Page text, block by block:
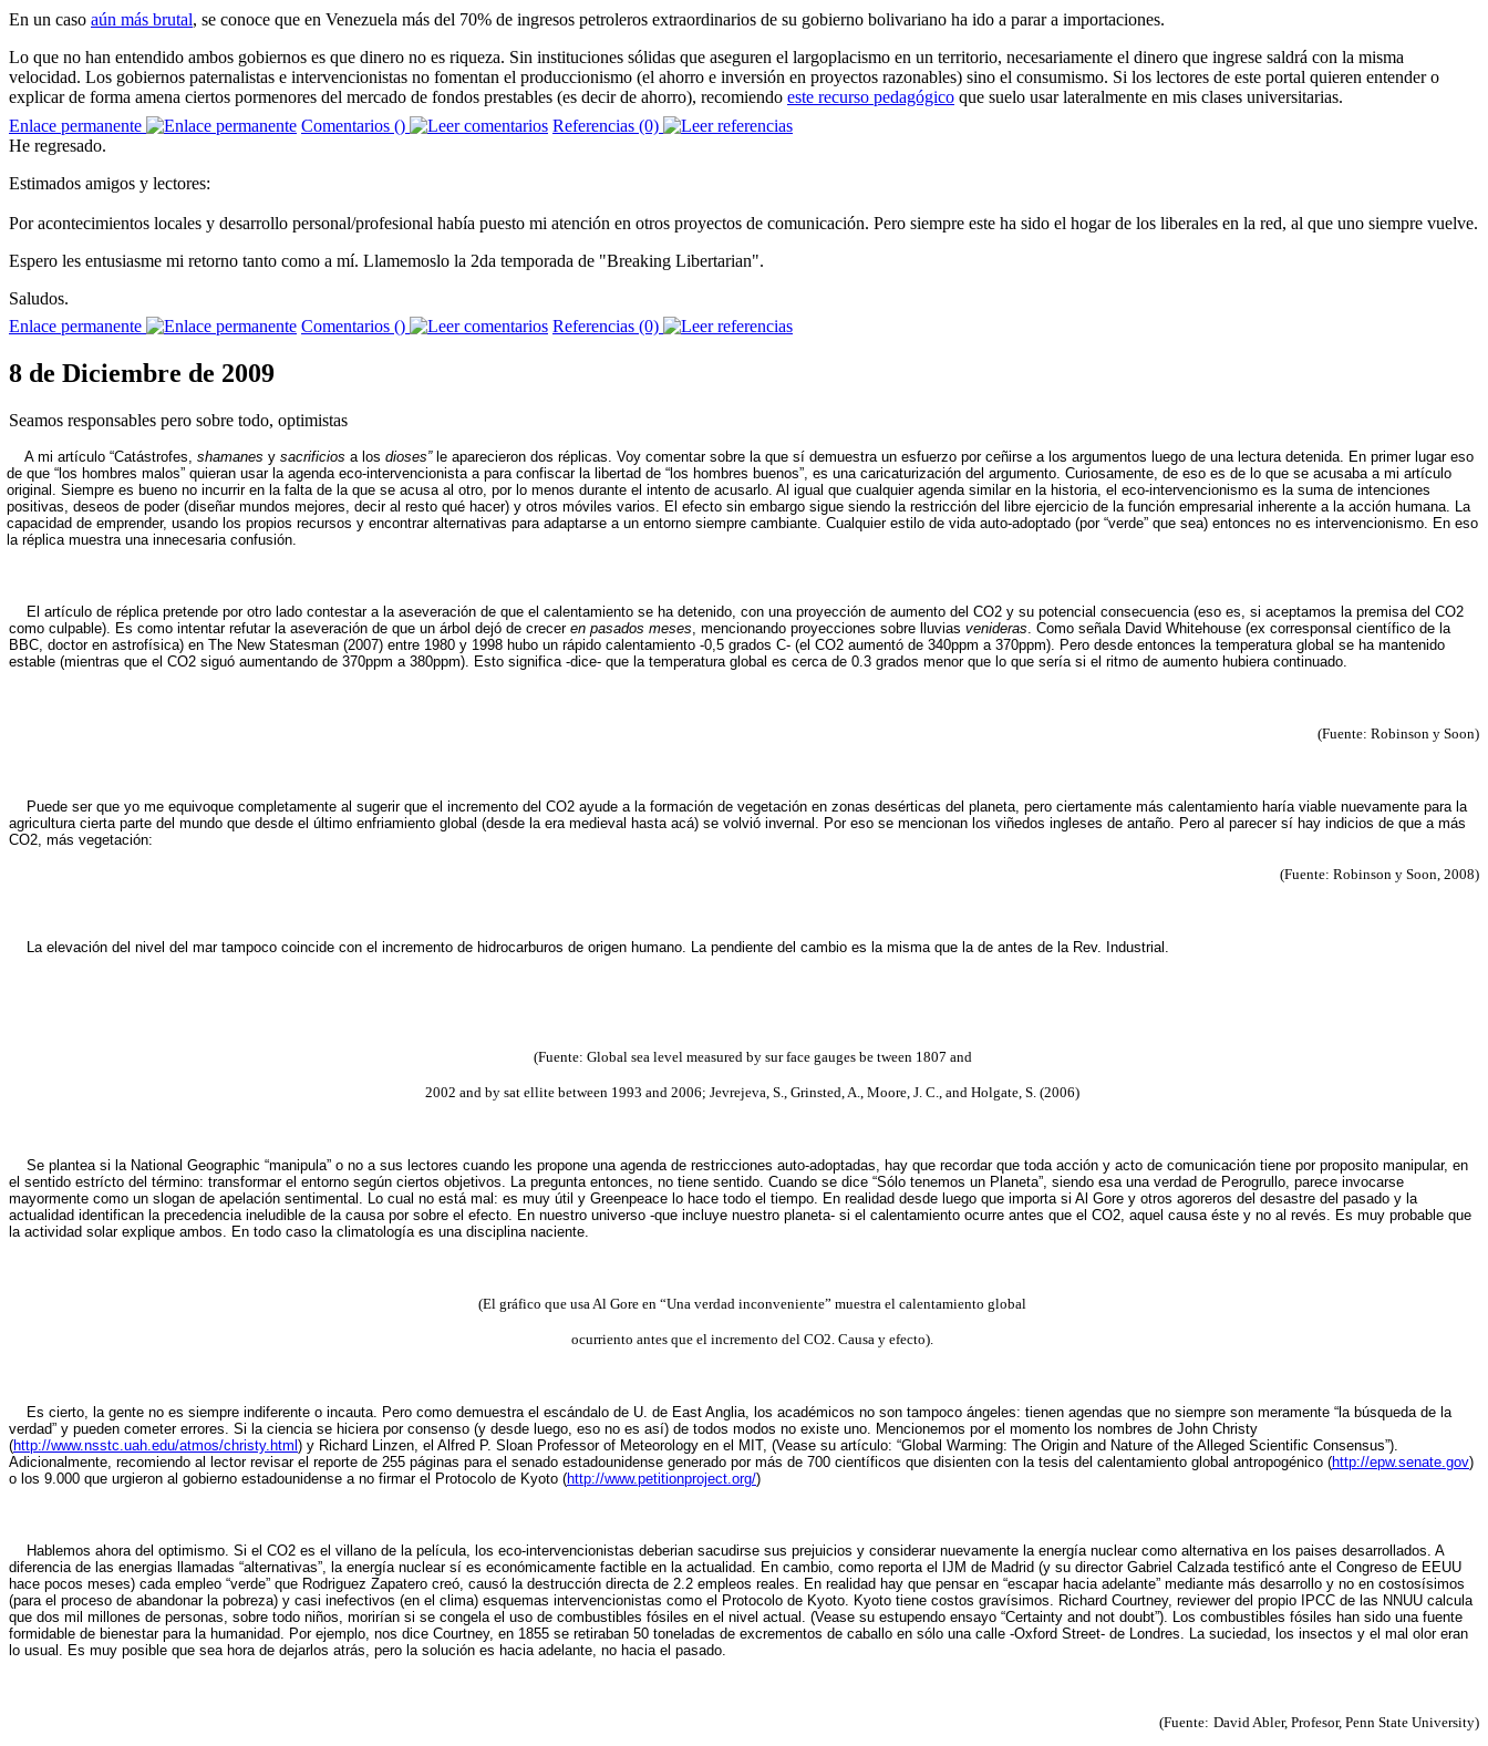
En un caso aún más brutal, se conoce que en Venezuela más del 70% de ingresos petroleros extraordinarios de su gobierno bolivariano ha ido a parar a importaciones.
Lo que no han entendido ambos gobiernos es que dinero no es riqueza. Sin instituciones sólidas que aseguren el largoplacismo en un territorio, necesariamente el dinero que ingrese saldrá con la misma
velocidad. Los gobiernos paternalistas e intervencionistas no fomentan el produccionismo (el ahorro e inversión en proyectos razonables) sino el consumismo. Si los lectores de este portal quieren entender o
explicar de forma amena ciertos pormenores del mercado de fondos prestables (es decir de ahorro), recomiendo este recurso pedagógico que suelo usar lateralmente en mis clases universitarias.
Enlace permanente
Comentarios ()
Referencias (0)
He regresado.
Estimados amigos y lectores:
Por acontecimientos locales y desarrollo personal/profesional había puesto mi atención en otros proyectos de comunicación. Pero siempre este ha sido el hogar de los liberales en la red, al que uno siempre vuelve.
Espero les entusiasme mi retorno tanto como a mí. Llamemoslo la 2da temporada de "Breaking Libertarian".
Saludos.
Enlace permanente
Comentarios () Referencias (0)
8 de Diciembre de 2009
Seamos responsables pero sobre todo, optimistas
A mi artículo “Catástrofes, shamanes y sacrificios a los dioses” le aparecieron dos réplicas. Voy comentar sobre la que sí demuestra un esfuerzo por ceñirse a los argumentos luego de una lectura detenida. En primer lugar eso
de que “los hombres malos” quieran usar la agenda eco-intervencionista a para confiscar la libertad de “los hombres buenos”, es una caricaturización del argumento. Curiosamente, de eso es de lo que se acusaba a mi artículo
original. Siempre es bueno no incurrir en la falta de la que se acusa al otro, por lo menos durante el intento de acusarlo. Al igual que cualquier agenda similar en la historia, el eco-intervencionismo es la suma de intenciones
positivas, deseos de poder (diseñar mundos mejores, decir al resto qué hacer) y otros móviles varios. El efecto sin embargo sigue siendo la restricción del libre ejercicio de la función empresarial inherente a la acción humana. La
capacidad de emprender, usando los propios recursos y encontrar alternativas para adaptarse a un entorno siempre cambiante. Cualquier estilo de vida auto-adoptado (por “verde” que sea) entonces no es intervencionismo. En eso
la réplica muestra una innecesaria confusión.
El artículo de réplica pretende por otro lado contestar a la aseveración de que el calentamiento se ha detenido, con una proyección de aumento del CO2 y su potencial consecuencia (eso es, si aceptamos la premisa del CO2
como culpable). Es como intentar refutar la aseveración de que un árbol dejó de crecer en pasados meses, mencionando proyecciones sobre lluvias venideras. Como señala David Whitehouse (ex corresponsal científico de la
BBC, doctor en astrofísica) en The New Statesman (2007) entre 1980 y 1998 hubo un rápido calentamiento -0,5 grados C- (el CO2 aumentó de 340ppm a 370ppm). Pero desde entonces la temperatura global se ha mantenido
estable (mientras que el CO2 siguó aumentando de 370ppm a 380ppm). Esto significa -dice- que la temperatura global es cerca de 0.3 grados menor que lo que sería si el ritmo de aumento hubiera continuado.
(Fuente: Robinson y Soon)
Puede ser que yo me equivoque completamente al sugerir que el incremento del CO2 ayude a la formación de vegetación en zonas desérticas del planeta, pero ciertamente más calentamiento haría viable nuevamente para la
agricultura cierta parte del mundo que desde el último enfriamiento global (desde la era medieval hasta acá) se volvió invernal. Por eso se mencionan los viñedos ingleses de antaño. Pero al parecer sí hay indicios de que a más
CO2, más vegetación:
(Fuente: Robinson y Soon, 2008)
La elevación del nivel del mar tampoco coincide con el incremento de hidrocarburos de origen humano. La pendiente del cambio es la misma que la de antes de la Rev. Industrial.
(Fuente: Global sea level measured by sur face gauges be tween 1807 and
2002 and by sat ellite between 1993 and 2006; Jevrejeva, S., Grinsted, A., Moore, J. C., and Holgate, S. (2006)
Se plantea si la National Geographic “manipula” o no a sus lectores cuando les propone una agenda de restricciones auto-adoptadas, hay que recordar que toda acción y acto de comunicación tiene por proposito manipular, en
el sentido estrícto del término: transformar el entorno según ciertos objetivos. La pregunta entonces, no tiene sentido. Cuando se dice “Sólo tenemos un Planeta”, siendo esa una verdad de Perogrullo, parece invocarse
mayormente como un slogan de apelación sentimental. Lo cual no está mal: es muy útil y Greenpeace lo hace todo el tiempo. En realidad desde luego que importa si Al Gore y otros agoreros del desastre del pasado y la
actualidad identifican la precedencia ineludible de la causa por sobre el efecto. En nuestro universo -que incluye nuestro planeta- si el calentamiento ocurre antes que el CO2, aquel causa éste y no al revés. Es muy probable que
la actividad solar explique ambos. En todo caso la climatología es una disciplina naciente.
(El gráfico que usa Al Gore en “Una verdad inconveniente” muestra el calentamiento global
ocurriento antes que el incremento del CO2. Causa y efecto).
Es cierto, la gente no es siempre indiferente o incauta. Pero como demuestra el escándalo de U. de East Anglia, los académicos no son tampoco ángeles: tienen agendas que no siempre son meramente “la búsqueda de la
verdad” y pueden cometer errores. Si la ciencia se hiciera por consenso (y desde luego, eso no es así) de todos modos no existe uno. Mencionemos por el momento los nombres de John Christy
(http://www.nsstc.uah.edu/atmos/christy.html ) y Richard Linzen, el Alfred P. Sloan Professor of Meteorology en el MIT, (Vease su artículo: “Global Warming: The Origin and Nature of the Alleged Scientific Consensus”).
Adicionalmente, recomiendo al lector revisar el reporte de 255 páginas para el senado estadounidense generado por más de 700 científicos que disienten con la tesis del calentamiento global antropogénico (http://epw.senate.gov)
o los 9.000 que urgieron al gobierno estadounidense a no firmar el Protocolo de Kyoto (http://www.petitionproject.org/)
Hablemos ahora del optimismo. Si el CO2 es el villano de la película, los eco-intervencionistas deberian sacudirse sus prejuicios y considerar nuevamente la energía nuclear como alternativa en los paises desarrollados. A
diferencia de las energias llamadas “alternativas”, la energía nuclear sí es económicamente factible en la actualidad. En cambio, como reporta el IJM de Madrid (y su director Gabriel Calzada testificó ante el Congreso de EEUU
hace pocos meses) cada empleo “verde” que Rodriguez Zapatero creó, causó la destrucción directa de 2.2 empleos reales. En realidad hay que pensar en “escapar hacia adelante” mediante más desarrollo y no en costosísimos
(para el proceso de abandonar la pobreza) y casi inefectivos (en el clima) esquemas intervencionistas como el Protocolo de Kyoto. Kyoto tiene costos gravísimos. Richard Courtney, reviewer del propio IPCC de las NNUU calcula
que dos mil millones de personas, sobre todo niños, morirían si se congela el uso de combustibles fósiles en el nivel actual. (Vease su estupendo ensayo “Certainty and not doubt”). Los combustibles fósiles han sido una fuente
formidable de bienestar para la humanidad. Por ejemplo, nos dice Courtney, en 1855 se retiraban 50 toneladas de excrementos de caballo en sólo una calle -Oxford Street- de Londres. La suciedad, los insectos y el mal olor eran
lo usual. Es muy posible que sea hora de dejarlos atrás, pero la solución es hacia adelante, no hacia el pasado.
(Fuente: David Abler, Profesor, Penn State University)